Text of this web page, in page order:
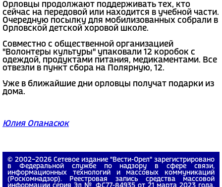
Орловцы продолжают поддерживать тех, кто
сейчас на передовой или находится в учебной части.
Очередную посылку для мобилизованных собрали в
Орловской детской хоровой школе.
Совместно с общественной организацией
"Волонтеры культуры" упаковали 12 коробок с
одеждой, продуктами питания, медикаментами. Все
отвезли в пункт сбора на Полярную, 12.
Уже в ближайшие дни орловцы получат подарки из
дома.
Юлия Опанасюк
© 2002−2026 Сетевое издание "Вести-Орел" зарегистрировано
в Федеральной службе по надзору в сфере связи,
информационных технологий и массовых коммуникаций
(Роскомнадзор). Реестровая запись средства массовой
информации серия Эл № ФС77-84935 от 21 марта 2023 года.